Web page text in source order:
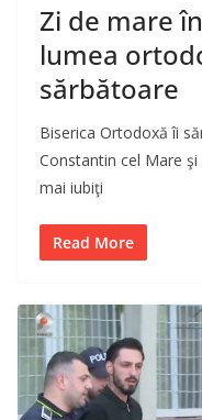
Zi de mare
lumea
sărbătoare
Biserica Ortodoxă îi
Constantin cel Mare
mai iubiţi
Read More